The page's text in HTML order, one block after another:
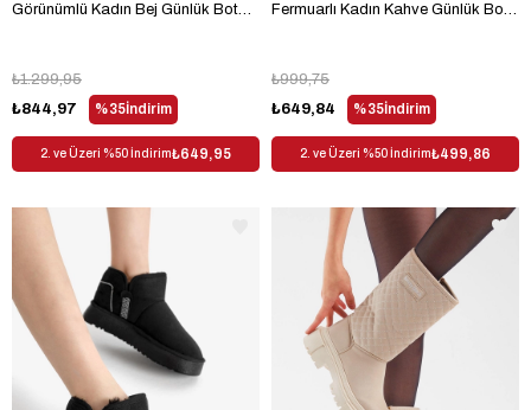
Görünümlü Kadın Bej Günlük Bot
%35İndirim
₺844,97
₺1.299,95
2. ve Üzeri %50 İndirim₺649,95
Fermuarlı Kadın Kahve Günlük Bot
%35İndirim
₺649,84
₺999,75
2. ve Üzeri %50 İndirim₺499,86